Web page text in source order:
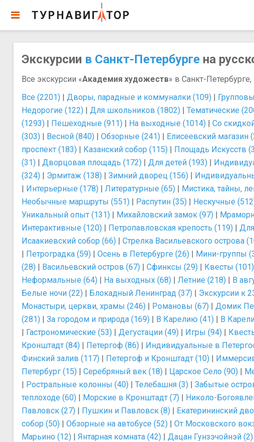
Экскурсии в Санкт-Петербурге на
Все экскурсии «Академия художеств» в Санкт-
Все (2201) | Дворы, парадные и коммуналки (109) |
Недорогие (122) | Для школьников (1802) | Тематические
(1293) | Пешеходные (911) | На выходные (1014) | Со
(303) | Весной (840) | Обзорные (241) | Елисеевский магазин
проспект (183) | Казанский собор (115) | Площадь Искусств
(31) | Дворцовая площадь (172) | Для детей (193) |
(324) | Эрмитаж (138) | Зимний дворец (156) |
| Интерьерные (178) | Литературные (65) | Мистика, тайны,
Необычные маршруты (551) | Распутин (35) | Нескучные
Уникальный опыт (131) | Михайловский замок (97) |
Интерактивные (120) | Петропавловская крепость (119) |
Исаакиевский собор (66) | Стрелка Васильевского острова
| Петроградка (59) | Осень в Петербурге (26) | Мини-группы
(28) | Васильевский остров (67) | Сфинксы (29) | Квесты (101)
Неформальные (64) | На выходных (68) | Летние (218) | В
Белые ночи (22) | Блокадный Ленинград (37) | Экскурсии к
Монастыри, церкви, храмы (246) | Романовы (67) | Домик
(281) | За городом и природа (169) | В Карелию (41) | В
| Гастрономические (53) | Дегустации (49) | Игры (94) |
Кронштадт (84) | Петергоф (86) | Индивидуальные в
Финский залив (117) | Петергоф и Кронштадт (10) |
Петербург (15) | Серебряный век (18) | Царское Село (90) |
| Ростральные колонны (40) | Телебашня (3) | Забытые
теплоходе (60) | Морские в Кронштадт (7) | Николо-
Павловск (27) | Пушкин и Павловск (8) | Екатерининский
собор (50) | Обзорные на автобусе (52) | От Московского
Марьино (12) | Янтарная комната (42) | Дацан Гунзэчойнэй (2)